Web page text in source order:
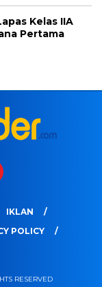
Kelas IIA
Pertama
IKLAN
POLICY
RESERVED